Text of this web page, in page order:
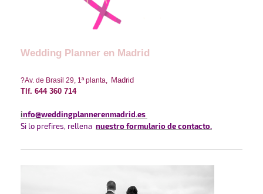
Wedding Planner en Madrid
?Av. de Brasil 29, 1ª planta, Madrid
Tlf. 644 360 714
info@weddingplannerenmadrid.es
Si lo prefires, rellena nuestro formulario de contacto